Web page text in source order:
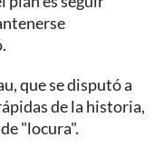
que se disputó a
de la historia,
"locura".